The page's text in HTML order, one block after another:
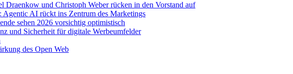
Draenkow und Christoph Weber rücken in den Vorstand auf
AI rückt ins Zentrum des Marketings
sehen 2026 vorsichtig optimistisch
und Sicherheit für digitale Werbeumfelder
des Open Web